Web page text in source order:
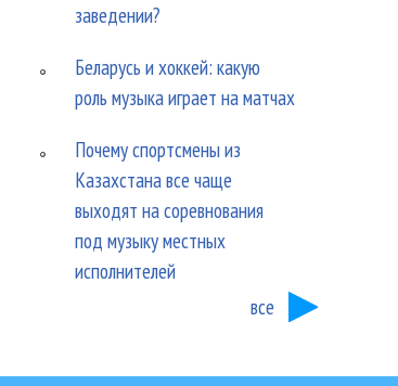
заведении?
Беларусь и хоккей: какую
роль музыка играет на матчах
Почему спортсмены из
Казахстана все чаще
выходят на соревнования
под музыку местных
исполнителей
все